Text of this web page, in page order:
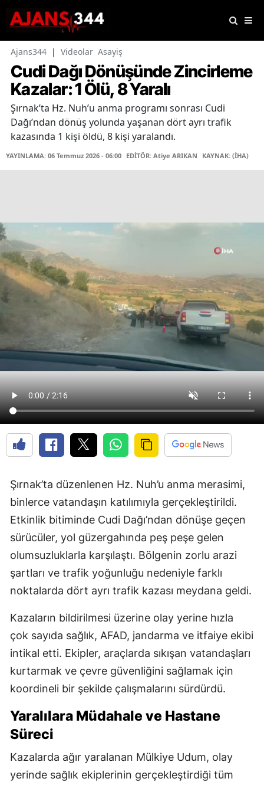
Ajans344 | Videolar Asayiş
Cudi Dağı Dönüşünde Zincirleme
Kazalar: 1 Ölü, 8 Yaralı
Şırnak’ta Hz. Nuh’u anma programı sonrası Cudi
Dağı’ndan dönüş yolunda yaşanan dört ayrı trafik
kazasında 1 kişi öldü, 8 kişi yaralandı.
YAYINLAMA: 06 Temmuz 2026 - 06:00 EDİTÖR: Atiye ARIKAN KAYNAK: (İHA)
Şırnak’ta düzenlenen Hz. Nuh’u anma merasimi,
binlerce vatandaşın katılımıyla gerçekleştirildi.
Etkinlik bitiminde Cudi Dağı’ndan dönüşe geçen
sürücüler, yol güzergahında peş peşe gelen
olumsuzluklarla karşılaştı. Bölgenin zorlu arazi
şartları ve trafik yoğunluğu nedeniyle farklı
noktalarda dört ayrı trafik kazası meydana geldi.
Kazaların bildirilmesi üzerine olay yerine hızla
çok sayıda sağlık, AFAD, jandarma ve itfaiye ekibi
intikal etti. Ekipler, araçlarda sıkışan vatandaşları
kurtarmak ve çevre güvenliğini sağlamak için
koordineli bir şekilde çalışmalarını sürdürdü.
Yaralılara Müdahale ve Hastane
Süreci
Kazalarda ağır yaralanan Mülkiye Udum, olay
yerinde sağlık ekiplerinin gerçekleştirdiği tüm